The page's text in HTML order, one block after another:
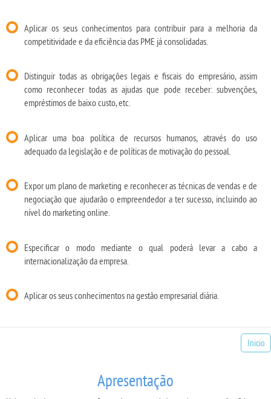
Aplicar os seus conhecimentos para contribuir para a melhoria da
competitividade e da eficiência das PME já consolidadas.
Distinguir todas as obrigações legais e fiscais do empresário, assim
como reconhecer todas as ajudas que pode receber: subvenções,
empréstimos de baixo custo, etc.
Aplicar uma boa política de recursos humanos, através do uso
adequado da legislação e de políticas de motivação do pessoal.
Expor um plano de marketing e reconhecer as técnicas de vendas e de
negociação que ajudarão o empreendedor a ter sucesso, incluindo ao
nível do marketing online.
Especificar o modo mediante o qual poderá levar a cabo a
internacionalização da empresa.
Aplicar os seus conhecimentos na gestão empresarial diária.
Inicio
Apresentação